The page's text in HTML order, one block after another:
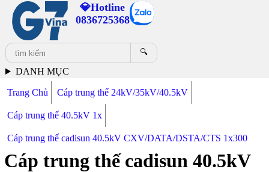
💎Hotline
0836725368
🔍
DANH MỤC
Trang Chủ Cáp trung thế 24kV/35kV/40.5kV
Cáp trung thế 40.5kV 1x
Cáp trung thế cadisun 40.5kV CXV/DATA/DSTA/CTS 1x300
Cáp trung thế cadisun 40.5kV